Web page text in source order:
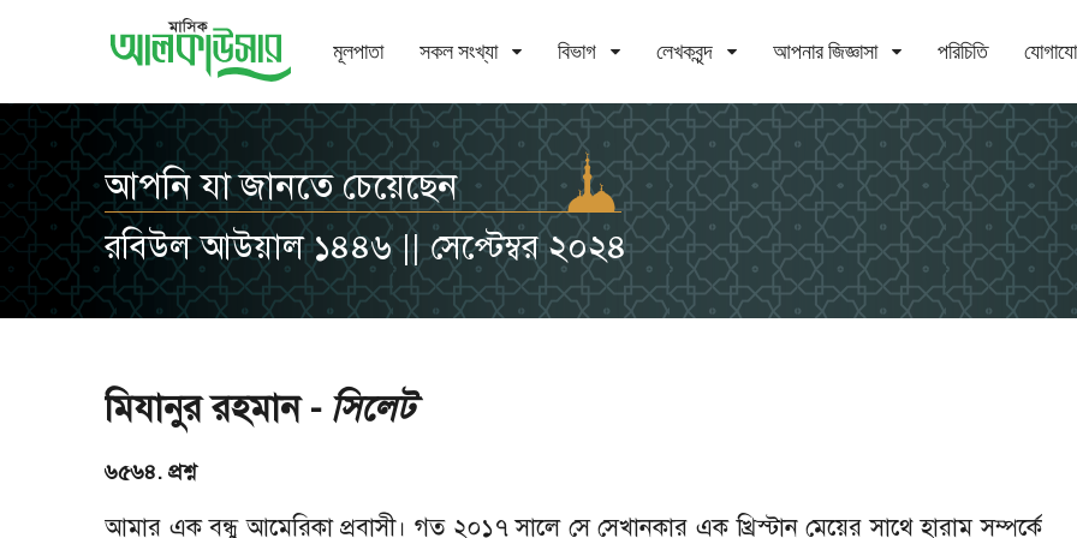
মূলপাতা সকল সংখ্যা বিভাগ লেখকবৃন্দ আপনার জিজ্ঞাসা পরিচিতি
আপনি যা জানতে চেয়েছেন
রবিউল আউয়াল ১৪৪৬ || সেপ্টেম্বর ২০২৪
মিযানুর রহমান - সিলেট
৬৫৬৪. প্রশ্ন
আমার এক বন্ধু আমেরিকা প্রবাসী। গত ২০১৭ সালে সে সেখানকার এক খ্রিস্টান মেয়ের সাথে হারাম সম্পর্কে